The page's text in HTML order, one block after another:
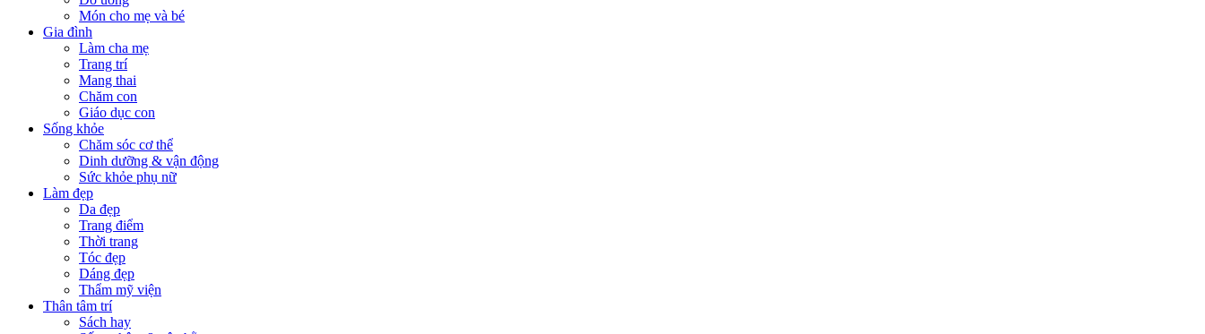
Món cho mẹ và bé
Gia đình
Làm cha mẹ
Trang trí
Mang thai
Chăm con
Giáo dục con
Sống khỏe
Chăm sóc cơ thể
Dinh dưỡng & vận động
Sức khỏe phụ nữ
Làm đẹp
Da đẹp
Trang điểm
Thời trang
Tóc đẹp
Dáng đẹp
Thẩm mỹ viện
Thân tâm trí
Sách hay